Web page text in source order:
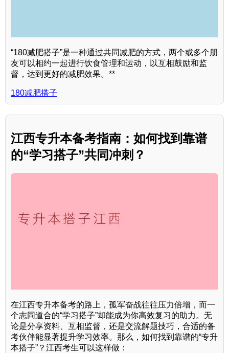
“180减肥搭子”是一种通过共同减肥的方式，两个或多个朋
友可以相约一起进行饮食管理和运动，以互相鼓励和监
督，达到更好的减肥效果。**
180减肥搭子
江西专升本备考指南：如何找到靠谱
的“学习搭子”共同冲刺？
在江西专升本备考的路上，孤军奋战往往压力倍增，而一
个志同道合的“学习搭子”却能成为你高效复习的助力。无
论是分享资料、互相监督，还是交流解题技巧，合适的备
考伙伴能显著提升学习效率。那么，如何找到靠谱的“专升
本搭子”？江西考生可以这样做：